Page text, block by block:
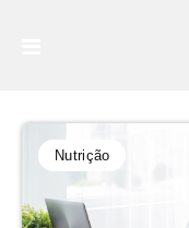
Nutrição